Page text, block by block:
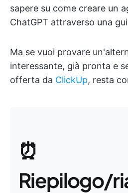
sapere su come creare un
ChatGPT attraverso una
Ma se vuoi provare
interessante, già pronta e
offerta da ClickUp, resta
⏰
Riepilogo/